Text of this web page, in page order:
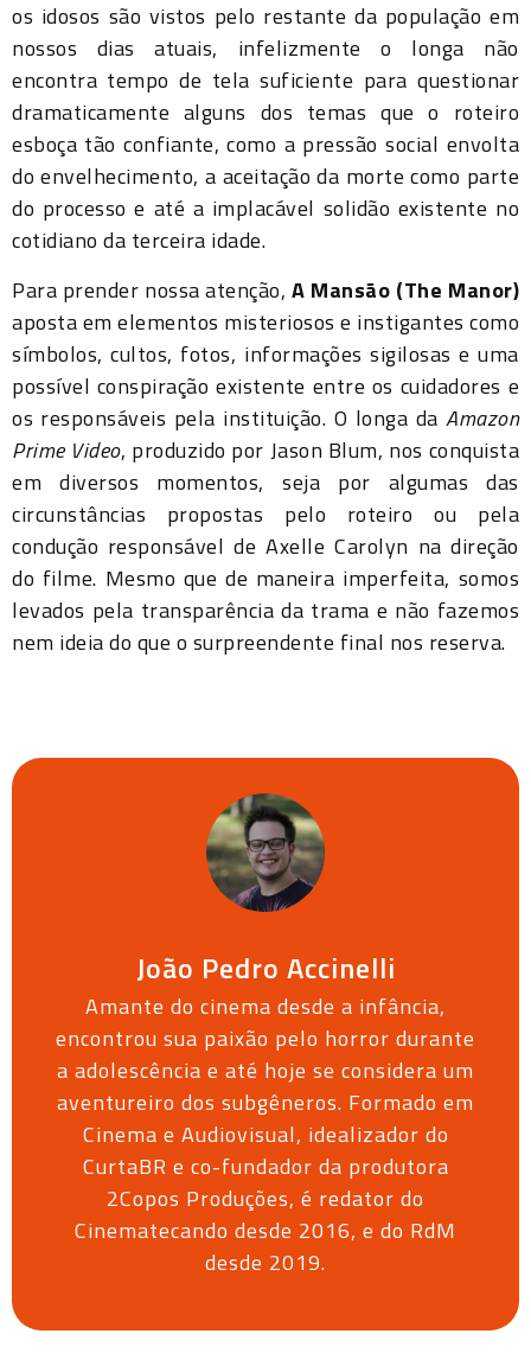
os idosos são vistos pelo restante da população em
nossos dias atuais, infelizmente o longa não
encontra tempo de tela suficiente para questionar
dramaticamente alguns dos temas que o roteiro
esboça tão confiante, como a pressão social envolta
do envelhecimento, a aceitação da morte como parte
do processo e até a implacável solidão existente no
cotidiano da terceira idade.
Para prender nossa atenção,A Mansão (The Manor)
aposta em elementos misteriosos e instigantes como
símbolos, cultos, fotos, informações sigilosas e uma
possível conspiração existente entre os cuidadores e
os responsáveis pela instituição. O longa da Amazon
Prime Video, produzido por Jason Blum, nos conquista
em diversos momentos, seja por algumas das
circunstâncias propostas pelo roteiro ou pela
condução responsável de Axelle Carolyn na direção
do filme. Mesmo que de maneira imperfeita, somos
levados pela transparência da trama e não fazemos
nem ideia do que o surpreendente final nos reserva.
João Pedro Accinelli
Amante do cinema desde a infância,
encontrou sua paixão pelo horror durante
a adolescência e até hoje se considera um
aventureiro dos subgêneros. Formado em
Cinema e Audiovisual, idealizador do
CurtaBR e co-fundador da produtora
2Copos Produções, é redator do
Cinematecando desde 2016, e do RdM
desde 2019.